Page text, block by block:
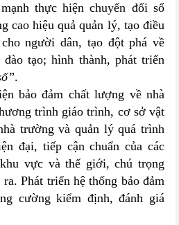
thực hiện chuyển đổi số
cao hiệu quả quản lý, tạo điều
người dân, tạo đột phá về
tạo; hình thành, phát triển
.
bảo đảm chất lượng về nhà
trình giáo trình, cơ sở vật
trường và quản lý quá trình
đại, tiếp cận chuẩn của các
vực và thế giới, chú trọng
Phát triển hệ thống bảo đảm
cường kiểm định, đánh giá